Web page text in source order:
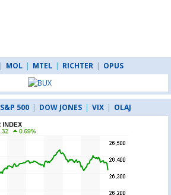
| MOL | MTEL | RICHTER | OPUS
S&P 500 | DOW JONES | VIX | OLAJ